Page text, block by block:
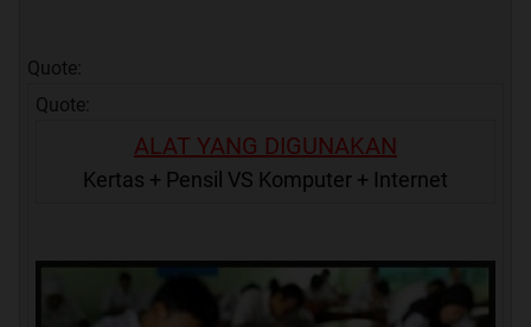
Quote:
Quote:
ALAT YANG DIGUNAKAN
Kertas + Pensil VS Komputer + Internet